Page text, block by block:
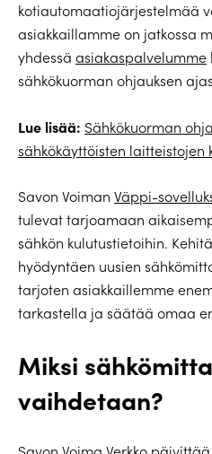
kotiautomaatiojärjestelmää
asiakkaillamme on jatkossa
yhdessä asiakaspalvelumme
sähkökuorman ohjauksen
Lue lisää: Sähkökuorman
sähkökäyttöisten laitteistojen
Savon Voiman Väppi-
tulevat tarjoamaan
sähkön kulutustietoihin.
hyödyntäen uusien
tarjoten asiakkaillemme
tarkastella ja säätää omaa
Miksi
vaihdetaan?